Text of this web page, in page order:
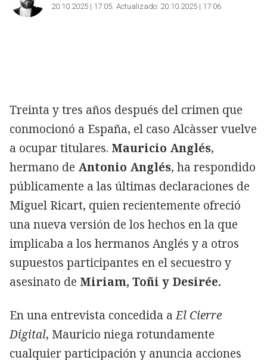
Copiar
20.10.2025 | 17:05 Actualizado: 20.10.2025 | 17:06
Treinta y tres años después del crimen que
conmocionó a España, el caso Alcàsser vuelve
a ocupar titulares. Mauricio Anglés,
hermano de Antonio Anglés, ha respondido
públicamente a las últimas declaraciones de
Miguel Ricart, quien recientemente ofreció
una nueva versión de los hechos en la que
implicaba a los hermanos Anglés y a otros
supuestos participantes en el secuestro y
asesinato de Miriam, Toñi y Desirée.
En una entrevista concedida aEl Cierre
Digital, Mauricio niega rotundamente
cualquier participación y anuncia acciones